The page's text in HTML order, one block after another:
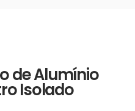
de Alumínio
Isolado